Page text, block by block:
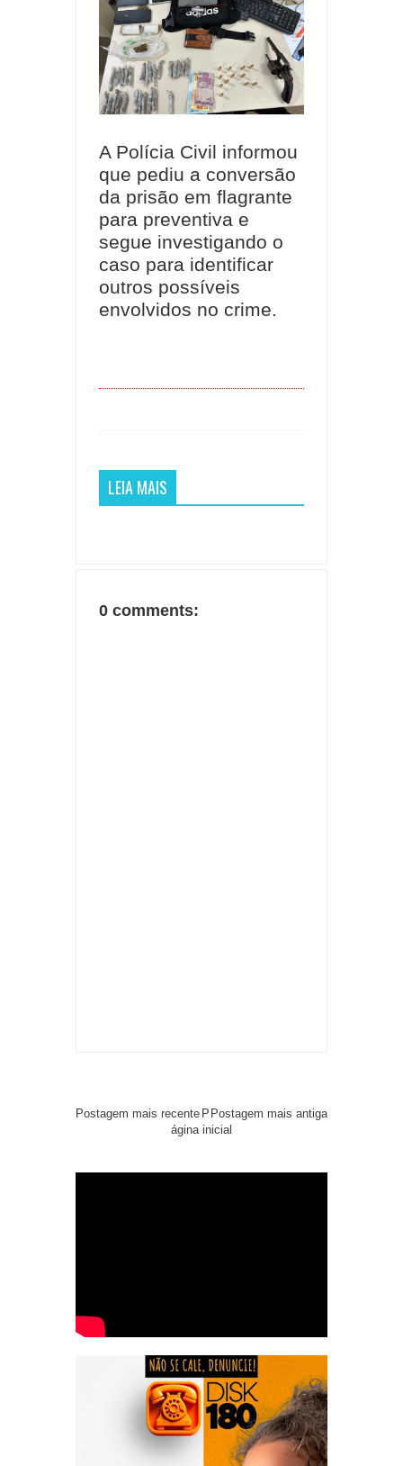
A Polícia Civil informou
que pediu a conversão
da prisão em flagrante
para preventiva e
segue investigando o
caso para identificar
outros possíveis
envolvidos no crime.
LEIA MAIS
0 comments:
Postagem mais recente Postagem mais antiga
P
ágina inicial